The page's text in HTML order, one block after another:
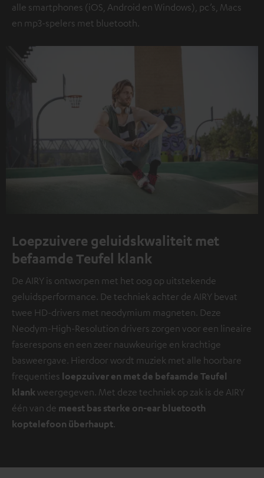
alle smartphones (iOS, Android en Windows), pc’s, Macs
en mp3-spelers met bluetooth.
Loepzuivere geluidskwaliteit met
befaamde Teufel klank
De AIRY is ontworpen met het oog op uitstekende
geluidsperformance. De techniek achter de AIRY bevat
twee HD-drivers met neodymium magneten. Deze
Neodym-High-Resolution drivers zorgen voor een lineaire
faserespons en een zeer nauwkeurige en krachtige
basweergave. Hierdoor wordt muziek met alle hoorbare
frequenties loepzuiver en met de befaamde Teufel
klank weergegeven. Met deze techniek op zak is de AIRY
één van de meest bas sterke on-ear bluetooth
koptelefoon überhaupt.